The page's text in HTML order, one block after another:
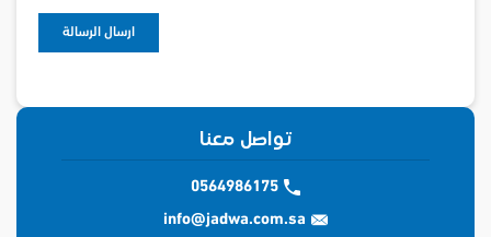
تواصل معنا
0564986175
info@jadwa.com.sa